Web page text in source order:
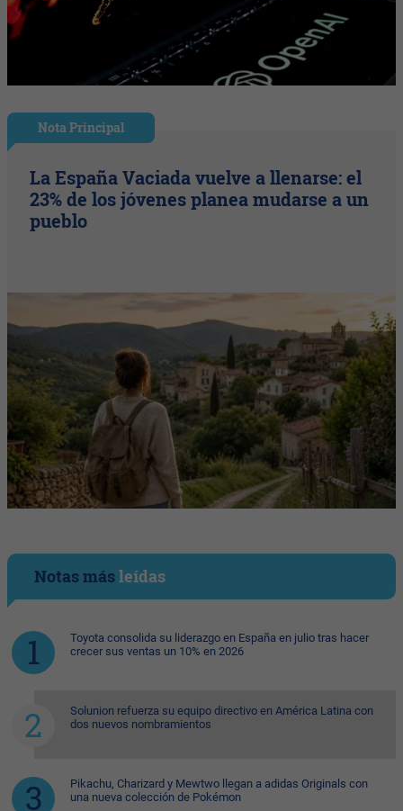
Nota Principal
La España Vaciada vuelve a llenarse: el
23% de los jóvenes planea mudarse a un
pueblo
Notas másleídas
Toyota consolida su liderazgo en España en julio tras hacer
crecer sus ventas un 10% en 2026
Solunion refuerza su equipo directivo en América Latina con
dos nuevos nombramientos
Pikachu, Charizard y Mewtwo llegan a adidas Originals con
una nueva colección de Pokémon